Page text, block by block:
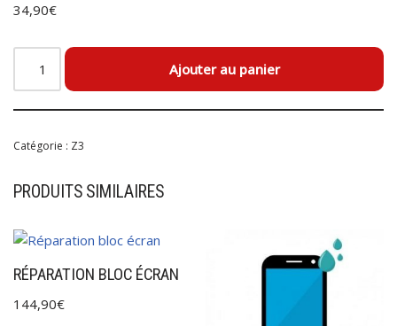
34,90€
Ajouter au panier
Catégorie : Z3
PRODUITS SIMILAIRES
RÉPARATION BLOC ÉCRAN
144,90€